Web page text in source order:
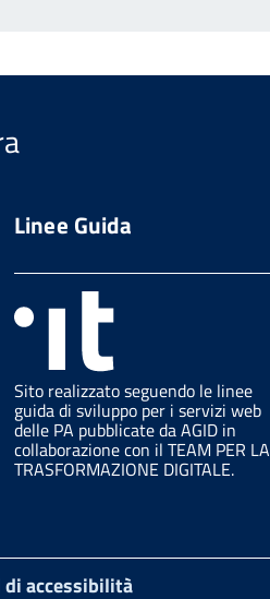
Linee Guida
Sito realizzato seguendo le linee
guida di sviluppo per i servizi web
delle PA pubblicate da AGID in
collaborazione con il TEAM PER LA
TRASFORMAZIONE DIGITALE.
accessibilità